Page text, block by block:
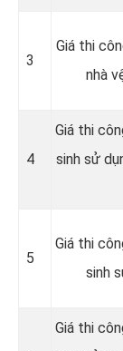
3
Giá thi
nhà
4
Giá thi
sinh sử
5
Giá thi
sinh
Giá thi